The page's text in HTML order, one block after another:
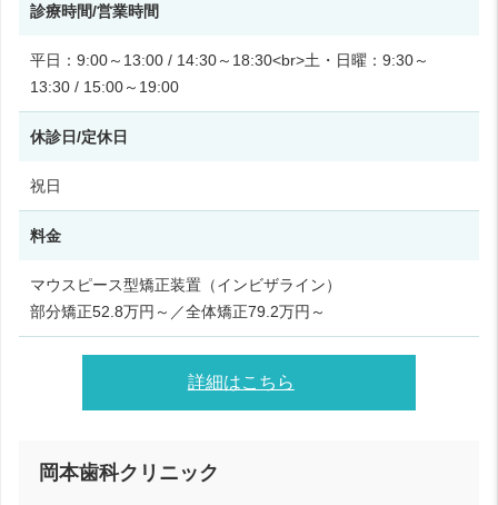
診療時間/営業時間
平日：9:00～13:00 / 14:30～18:30<br>土・日曜：9:30～
13:30 / 15:00～19:00
休診日/定休日
祝日
料金
マウスピース型矯正装置（インビザライン）
部分矯正52.8万円～／全体矯正79.2万円～
詳細はこちら
岡本歯科クリニック